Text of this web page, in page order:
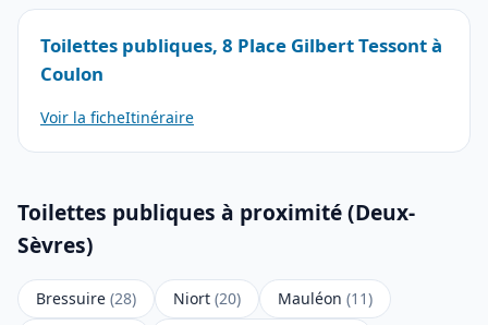
Toilettes publiques, 8 Place Gilbert Tessont à
Coulon
Voir la ficheItinéraire
Toilettes publiques à proximité (Deux-
Sèvres)
Bressuire (28) Niort (20) Mauléon (11)